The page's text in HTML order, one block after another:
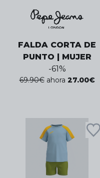
FALDA CORTA DE
PUNTO | MUJER
-61%
69.90€ ahora 27.00€